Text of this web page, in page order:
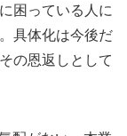
困っている人に
具体化は今後だ
の恩返しとして